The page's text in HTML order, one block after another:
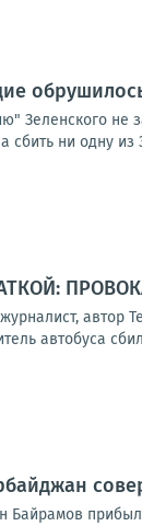
не
сбить ни одну
автобуса